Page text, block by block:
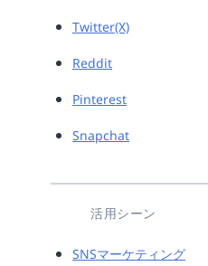
Twitter(X)
Reddit
Pinterest
Snapchat
活用シーン
SNSマーケティング